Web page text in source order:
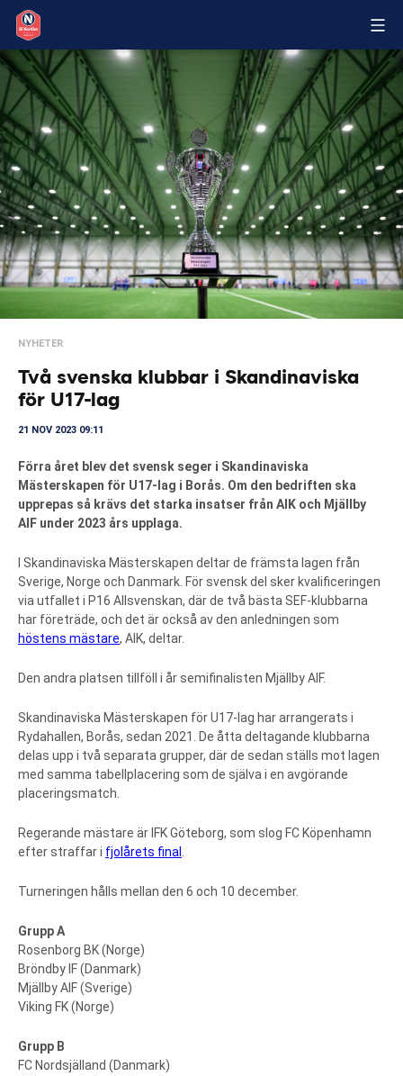
NYHETER
Två svenska klubbar i Skandinaviska
för U17-lag
21 NOV 2023 09:11
Förra året blev det svensk seger i Skandinaviska
Mästerskapen för U17-lag i Borås. Om den bedriften ska
upprepas så krävs det starka insatser från AIK och Mjällby
AIF under 2023 års upplaga.
I Skandinaviska Mästerskapen deltar de främsta lagen från
Sverige, Norge och Danmark. För svensk del sker kvalificeringen
via utfallet i P16 Allsvenskan, där de två bästa SEF-klubbarna
har företräde, och det är också av den anledningen som
höstens mästare, AIK, deltar.
Den andra platsen tillföll i år semifinalisten Mjällby AIF.
Skandinaviska Mästerskapen för U17-lag har arrangerats i
Rydahallen, Borås, sedan 2021. De åtta deltagande klubbarna
delas upp i två separata grupper, där de sedan ställs mot lagen
med samma tabellplacering som de själva i en avgörande
placeringsmatch.
Regerande mästare är IFK Göteborg, som slog FC Köpenhamn
efter straffar i fjolårets final .
Turneringen hålls mellan den 6 och 10 december.
Grupp A
Rosenborg BK (Norge)
Bröndby IF (Danmark)
Mjällby AIF (Sverige)
Viking FK (Norge)
Grupp B
FC Nordsjälland (Danmark)